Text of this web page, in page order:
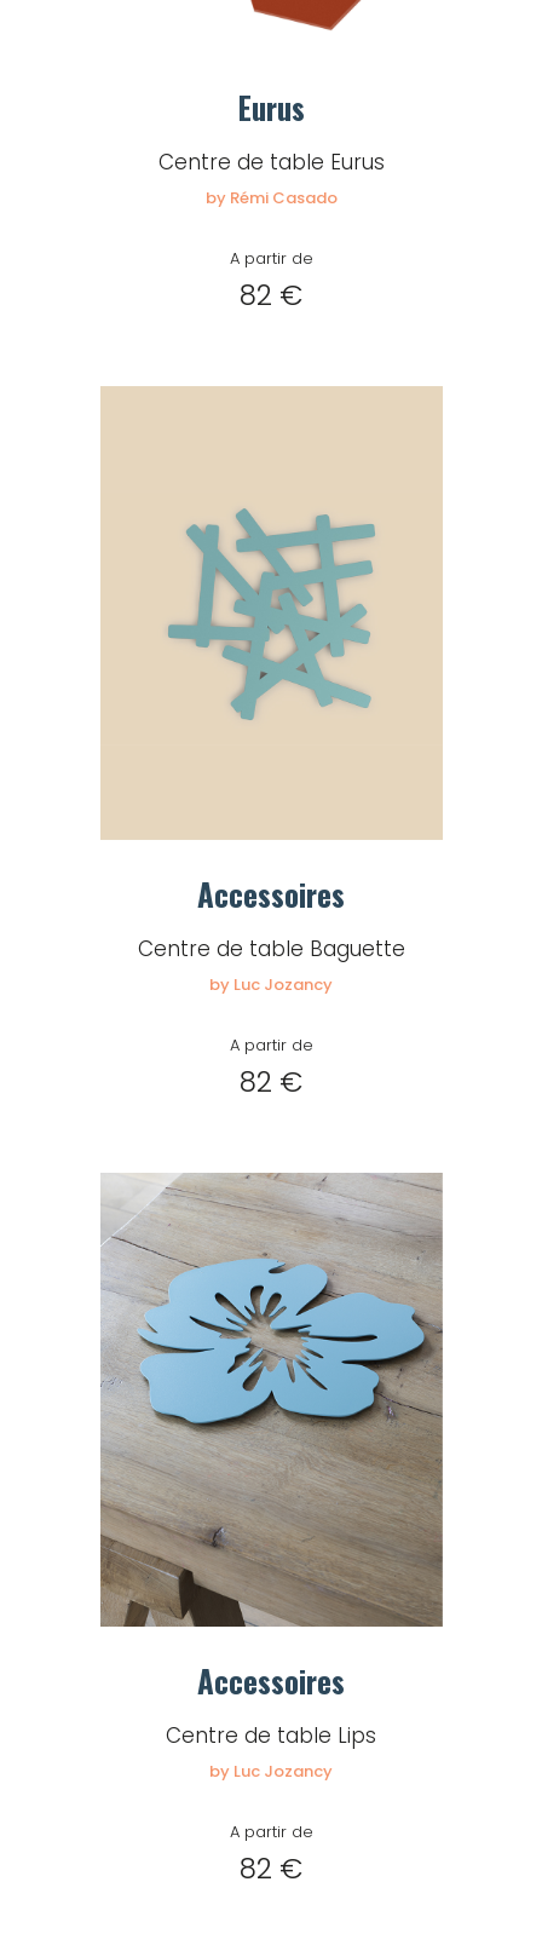
Eurus
Centre de table Eurus
by Rémi Casado
A partir de
82 €
Accessoires
Centre de table Baguette
by Luc Jozancy
A partir de
82 €
Accessoires
Centre de table Lips
by Luc Jozancy
A partir de
82 €